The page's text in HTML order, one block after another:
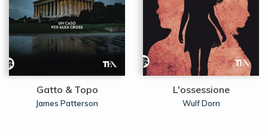
Gatto & Topo
James Patterson
L'ossessione
Wulf Dorn